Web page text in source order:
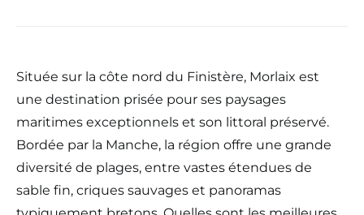
Située sur la côte nord du Finistère, Morlaix est
une destination prisée pour ses paysages
maritimes exceptionnels et son littoral préservé.
Bordée par la Manche, la région offre une grande
diversité de plages, entre vastes étendues de
sable fin, criques sauvages et panoramas